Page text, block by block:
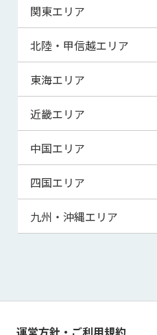
北海道
青森県
宮城県
秋田県
山形県
関東エリア
東京都
神奈川県
埼玉県
千葉県
茨城県
群馬県
北陸・甲信越エリア
新潟県
富山県
福井県
山梨県
長野県
東海エリア
岐阜県
静岡県
三重県
近畿エリア
滋賀県
京都府
大阪府
兵庫県
和歌山県
中国エリア
鳥取県
島根県
山口県
四国エリア
徳島県
高知県
九州・沖縄エリア
運営方針・ご利用規約